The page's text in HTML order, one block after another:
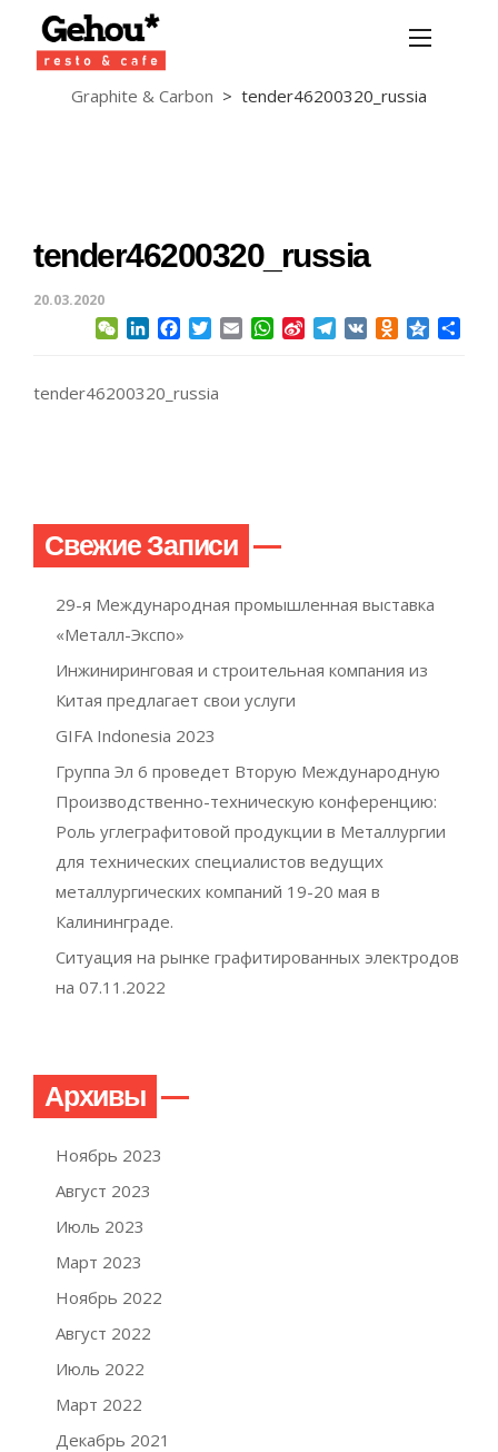
Graphite & Carbon > tender46200320_russia
tender46200320_russia
20.03.2020
WeChatLinkedInFacebook
TwitterEmailWhatsApp
Sina
Telegram
VK Qzone
tender46200320_russia
Свежие Записи
29-я Международная промышленная выставка
«Металл-Экспо»
Инжиниринговая и строительная компания из
Китая предлагает свои услуги
GIFA Indonesia 2023
Группа Эл 6 проведет Вторую Международную
Производственно-техническую конференцию:
Роль углеграфитовой продукции в Металлургии
для технических специалистов ведущих
металлургических компаний 19-20 мая в
Калининграде.
Ситуация на рынке графитированных электродов
на 07.11.2022
Архивы
Ноябрь 2023
Август 2023
Июль 2023
Март 2023
Ноябрь 2022
Август 2022
Июль 2022
Март 2022
Декабрь 2021